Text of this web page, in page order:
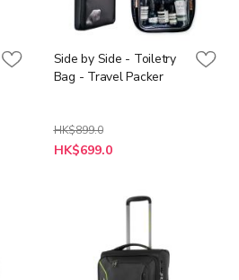
Side by Side - Toiletry
Bag - Travel Packer
HK$899.0
特
殊
HK$699.0